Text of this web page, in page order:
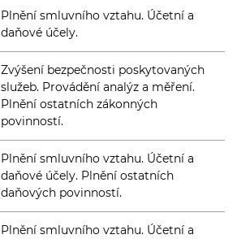
Plnění smluvního vztahu. Účetní a
daňové účely.
Zvýšení bezpečnosti poskytovaných
služeb. Provádění analýz a měření.
Plnění ostatních zákonných
povinností.
Plnění smluvního vztahu. Účetní a
daňové účely. Plnění ostatních
daňových povinností.
Plnění smluvního vztahu. Účetní a